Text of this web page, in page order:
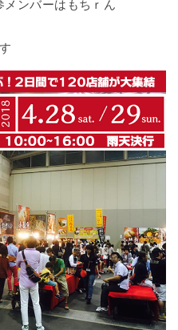
メンバーはもちｒん